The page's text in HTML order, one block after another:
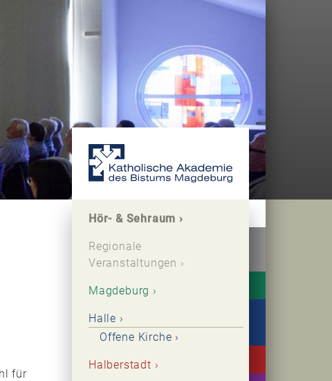
für
Hör- & Sehraum
Regionale
Veranstaltungen
Magdeburg
Halle
Offene Kirche
Halberstadt